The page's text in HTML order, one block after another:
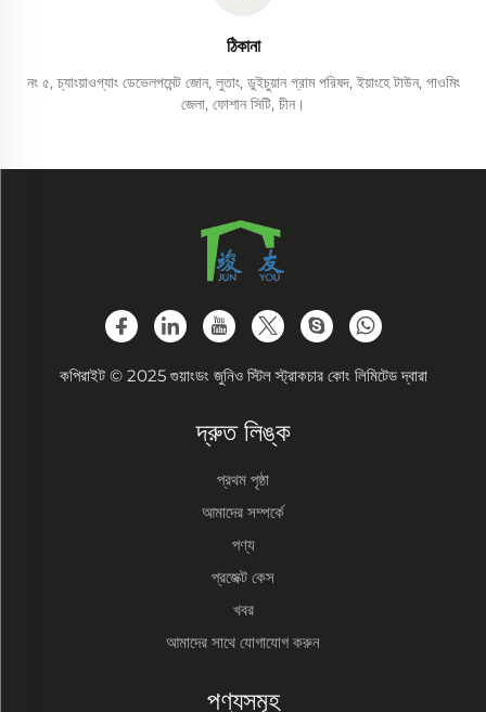
ঠিকানা
নং ৫, চ্যাংয়াওগ্যাং ডেভেলপমেন্ট জোন, লুতাং, ডুইচুয়ান গ্রাম পরিষদ, ইয়াংহে টাউন, গাওমিং
জেলা, ফোশান সিটি, চীন।
কপিরাইট © 2025 গুয়াংডং জুনিও স্টিল স্ট্রাকচার কোং লিমিটেড দ্বারা
দ্রুত লিঙ্ক
প্রথম পৃষ্ঠা
আমাদের সম্পর্কে
পণ্য
প্রজেক্ট কেস
খবর
আমাদের সাথে যোগাযোগ করুন
পণ্যসমূহ